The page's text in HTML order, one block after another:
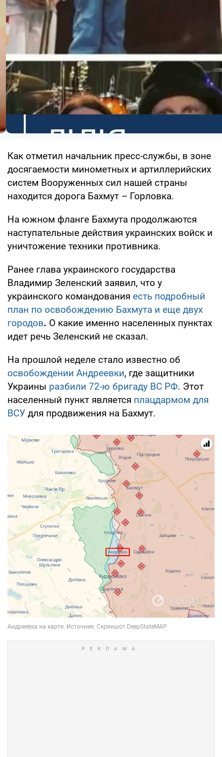
Как отметил начальник пресс-службы, в зоне
досягаемости минометных и артиллерийских
систем Вооруженных сил нашей страны
находится дорога Бахмут – Горловка.
На южном фланге Бахмута продолжаются
наступательные действия украинских войск и
уничтожение техники противника.
Ранее глава украинского государства
Владимир Зеленский заявил, что у
украинского командования есть подробный
план по освобождению Бахмута и еще двух
городов. О какие именно населенных пунктах
идет речь Зеленский не сказал.
На прошлой неделе стало известно об
освобождении Андреевки, где защитники
Украины разбили 72-ю бригаду ВС РФ. Этот
населенный пункт является плацдармом для
ВСУ для продвижения на Бахмут.